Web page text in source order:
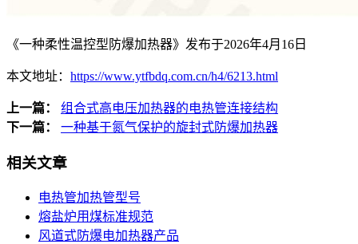
《一种柔性温控型防爆加热器》发布于2026年4月16日
本文地址： https://www.ytfbdq.com.cn/h4/6213.html
上一篇：
组合式高电压加热器的电热管连接结构
下一篇：
一种基于氮气保护的旋封式防爆加热器
相关文章
电热管加热管型号
熔盐炉用煤标准规范
风道式防爆电加热器产品